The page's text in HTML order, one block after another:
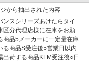
から抽出された内容
ンスシリーズあけたらタイ
区分代理店様に在庫をお願
商品5メーカーに一定量在庫
る商品S受注後○営業日以内
出荷する商品KLM受注後○日